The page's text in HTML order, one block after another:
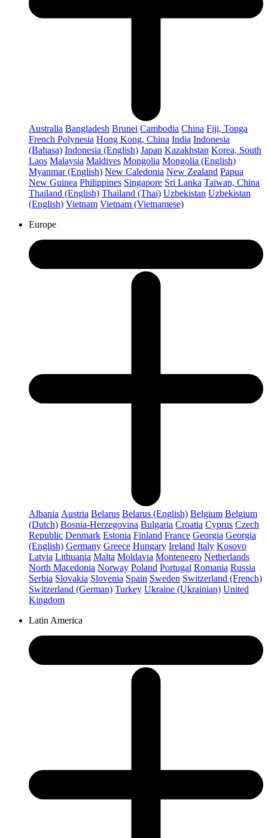
Australia Bangladesh Brunei Cambodia China Fiji, Tonga
French Polynesia Hong Kong, China India Indonesia
(Bahasa) Indonesia (English) Japan Kazakhstan Korea, South
Laos Malaysia Maldives Mongolia Mongolia (English)
Myanmar (English) New Caledonia New Zealand Papua
New Guinea Philippines Singapore Sri Lanka Taiwan, China
Thailand (English) Thailand (Thai) Uzbekistan Uzbekistan
(English) Vietnam Vietnam (Vietnamese)
Europe
Albania Austria Belarus Belarus (English) Belgium Belgium
(Dutch) Bosnia-Herzegovina Bulgaria Croatia Cyprus Czech
Republic Denmark Estonia Finland France Georgia Georgia
(English) Germany Greece Hungary Ireland Italy Kosovo
Latvia Lithuania Malta Moldavia Montenegro Netherlands
North Macedonia Norway Poland Portugal Romania Russia
Serbia Slovakia Slovenia Spain Sweden Switzerland (French)
Switzerland (German) Turkey Ukraine (Ukrainian) United
Kingdom
Latin America